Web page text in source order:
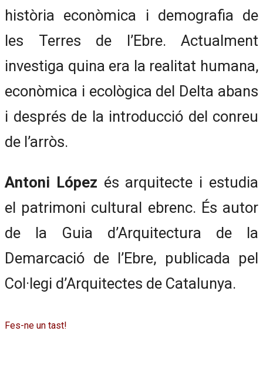
història econòmica i demografia de
les Terres de l’Ebre. Actualment
investiga quina era la realitat humana,
econòmica i ecològica del Delta abans
i després de la introducció del conreu
de l’arròs.
Antoni López és arquitecte i estudia
el patrimoni cultural ebrenc. És autor
de la Guia d’Arquitectura de la
Demarcació de l’Ebre, publicada pel
Col·legi d’Arquitectes de Catalunya.
Fes-ne un tast!